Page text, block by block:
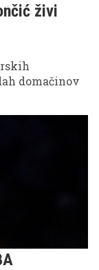
živi
domačinov